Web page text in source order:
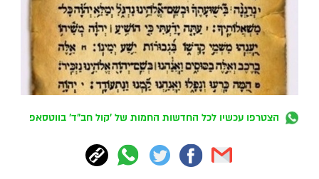
הצטרפו עכשיו לכל החדשות החמות של 'קול חב"ד' בווטסאפ